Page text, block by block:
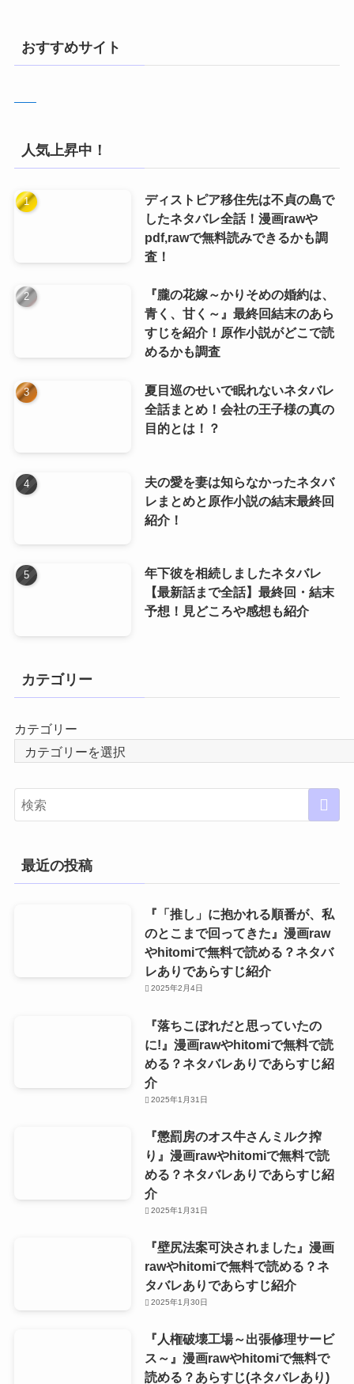
おすすめサイト
人気上昇中！
ディストピア移住先は不貞の島で
したネタバレ全話！漫画rawや
pdf,rawで無料読みできるかも調
査！
『朧の花嫁～かりそめの婚約は、
青く、甘く～』最終回結末のあら
すじを紹介！原作小説がどこで読
めるかも調査
夏目巡のせいで眠れないネタバレ
全話まとめ！会社の王子様の真の
目的とは！？
夫の愛を妻は知らなかったネタバ
レまとめと原作小説の結末最終回
紹介！
年下彼を相続しましたネタバレ
【最新話まで全話】最終回・結末
予想！見どころや感想も紹介
カテゴリー
カテゴリー
最近の投稿
『「推し」に抱かれる順番が、私
のとこまで回ってきた』漫画raw
やhitomiで無料で読める？ネタバ
レありであらすじ紹介
2025年2月4日
『落ちこぼれだと思っていたの
に!』漫画rawやhitomiで無料で読
める？ネタバレありであらすじ紹
介
2025年1月31日
『懲罰房のオス牛さんミルク搾
り』漫画rawやhitomiで無料で読
める？ネタバレありであらすじ紹
介
2025年1月31日
『壁尻法案可決されました』漫画
rawやhitomiで無料で読める？ネ
タバレありであらすじ紹介
2025年1月30日
『人権破壊工場～出張修理サービ
ス～』漫画rawやhitomiで無料で
読める？あらすじ(ネタバレあり)